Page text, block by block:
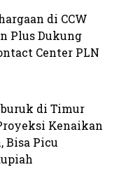
di CCW
Plus Dukung
Center PLN
di Timur
Kenaikan
Bisa Picu